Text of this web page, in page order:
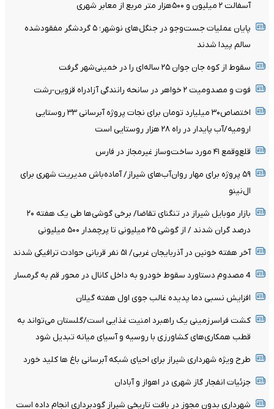
آسفالت ۲ میلیون و ۵۰۰هزار متر مربع از معابر شهری
پایان عملیات جست‌وجو در جنگل‌های نوشهر؛ ۵ گردشگر مفقودشده
سالم پیدا شدند
سقوط از کوه جان جوان ۲۵ ساله‌ای را در خمینی‌شهر گرفت
فوت و مصدومیت ۲ خواهر در سانحه رانندگی آزادراه قزوین-رشت
اختصاص۳۰ میلیارد تومان برای نجات پروژه آبرسانی ۳۳ روستایی
ارومیه/آب پایدار در راه ۲۸ هزار روستایی است
قلع‌وقمع ۴۱ مورد ساخت‌وساز غیرمجاز در فارس
۵۹ پروژه برای مهار روان‌آب‌های شیراز/ آماده‌باش مدیریت شهری برای
ال‌نینو
بازار موبایل شیراز در تنگنای تقاضا/ برخی گوشی‌ها طی یک هفته ۲۰
درصد گران شدند / از گوشی ۲۵ میلیونی تا پرچمدار ۵۰۰ میلیونی
آخر هفته خونین در آذربایجان غربی/ ۵۱ نفر قربانی حوادث ترافیکی شدند
4 مصدوم دستاورد سقوط خودرو به داخل کانال در محور قم به گرمسار
افزایش نسبی دما پدیده غالب جوی اول هفته گیلان
کشت فراسرزمینی یک راهبرد امنیت غذایی است/گلستان می‌تواند به
قطب همکاری‌های کشاورزی با روسیه و آسیای میانه تبدیل شود
طرح ویژه شهرداری شیراز برای احیای شبکه آبرسانی باغ ها کلید خورد
جزئیات انفجار گاز شهری در اهواز و آبادان
شهرداری بدون مجوز در بافت تاریخی شیراز گودبرداری انجام داده است